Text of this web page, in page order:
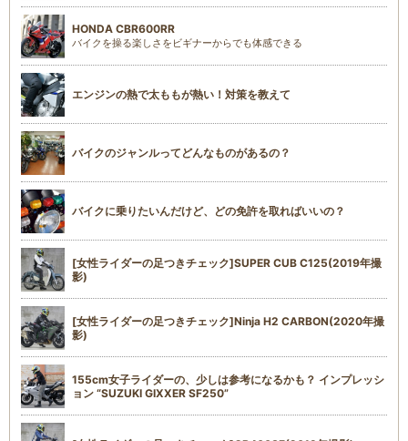
HONDA CBR600RR
バイクを操る楽しさをビギナーからでも体感できる
エンジンの熱で太ももが熱い！対策を教えて
バイクのジャンルってどんなものがあるの？
バイクに乗りたいんだけど、どの免許を取ればいいの？
[女性ライダーの足つきチェック]SUPER CUB C125(2019年撮
影)
[女性ライダーの足つきチェック]Ninja H2 CARBON(2020年撮
影)
155cm女子ライダーの、少しは参考になるかも？ インプレッシ
ョン “SUZUKI GIXXER SF250”